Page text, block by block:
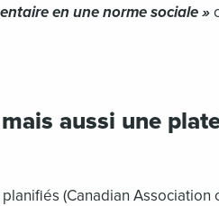
en une norme sociale »
aussi une
(Canadian Association